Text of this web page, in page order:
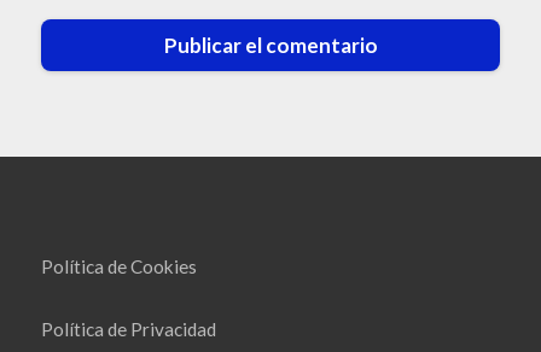
Política de Cookies
Política de Privacidad